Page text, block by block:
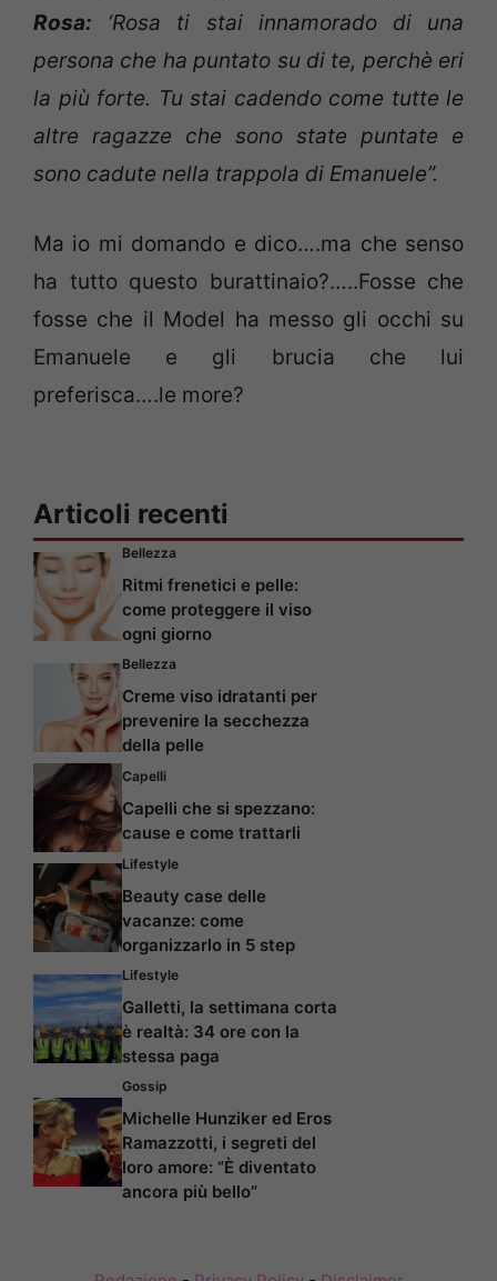
Rosa: ‘Rosa ti stai innamorado di una
persona che ha puntato su di te, perchè eri
la più forte. Tu stai cadendo come tutte le
altre ragazze che sono state puntate e
sono cadute nella trappola di Emanuele”.
Ma io mi domando e dico….ma che senso
ha tutto questo burattinaio?…..Fosse che
fosse che il Model ha messo gli occhi su
Emanuele e gli brucia che lui
preferisca….le more?
Articoli recenti
Bellezza
Ritmi frenetici e pelle:
come proteggere il viso
ogni giorno
Bellezza
Creme viso idratanti per
prevenire la secchezza
della pelle
Capelli
Capelli che si spezzano:
cause e come trattarli
Lifestyle
Beauty case delle
vacanze: come
organizzarlo in 5 step
Lifestyle
Galletti, la settimana corta
è realtà: 34 ore con la
stessa paga
Gossip
Michelle Hunziker ed Eros
Ramazzotti, i segreti del
loro amore: “È diventato
ancora più bello”